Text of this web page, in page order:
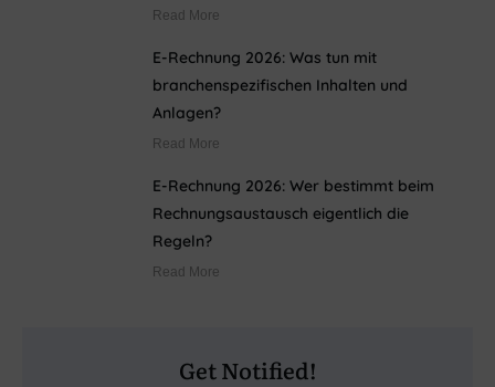
Read More
E-Rechnung 2026: Was tun mit
branchenspezifischen Inhalten und
Anlagen?
Read More
E-Rechnung 2026: Wer bestimmt beim
Rechnungsaustausch eigentlich die
Regeln?
Read More
Get Notified!